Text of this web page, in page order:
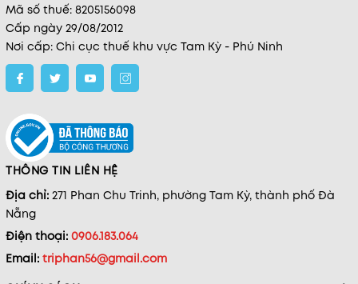
Mã số thuế: 8205156098
Cấp ngày 29/08/2012
Nơi cấp: Chi cục thuế khu vực Tam Kỳ - Phú Ninh
THÔNG TIN LIÊN HỆ
Địa chỉ: 271 Phan Chu Trinh, phường Tam Kỳ, thành phố Đà
Nẵng
Điện thoại: 0906.183.064
Email: triphan56@gmail.com